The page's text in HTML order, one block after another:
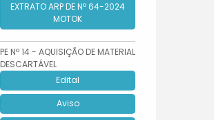
EXTRATO ARP DE Nº 64-2024
MOTOK
PE Nº 14 - AQUISIÇÃO DE MATERIAL
DESCARTÁVEL
Edital
Aviso